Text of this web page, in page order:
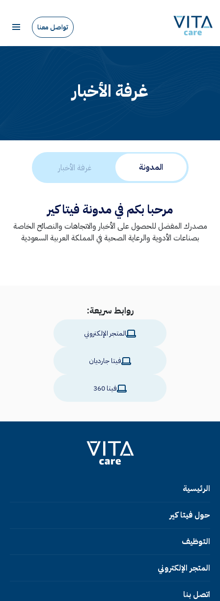
تواصل معنا
غرفة الأخبار
المدونة غرفة الأخبار
مرحبا بكم في مدونة فيتا كير
مصدرك المفضل للحصول على الأخبار والاتجاهات والنصائح الخاصة
بصناعات الأدوية والرعاية الصحية في المملكة العربية السعودية
روابط سريعة:
المتجر الإلكتروني
فيتا جارديان
فيتا 360
الرئيسية
حول فيتا كير
التوظيف
المتجر الإلكتروني
اتصل بنا